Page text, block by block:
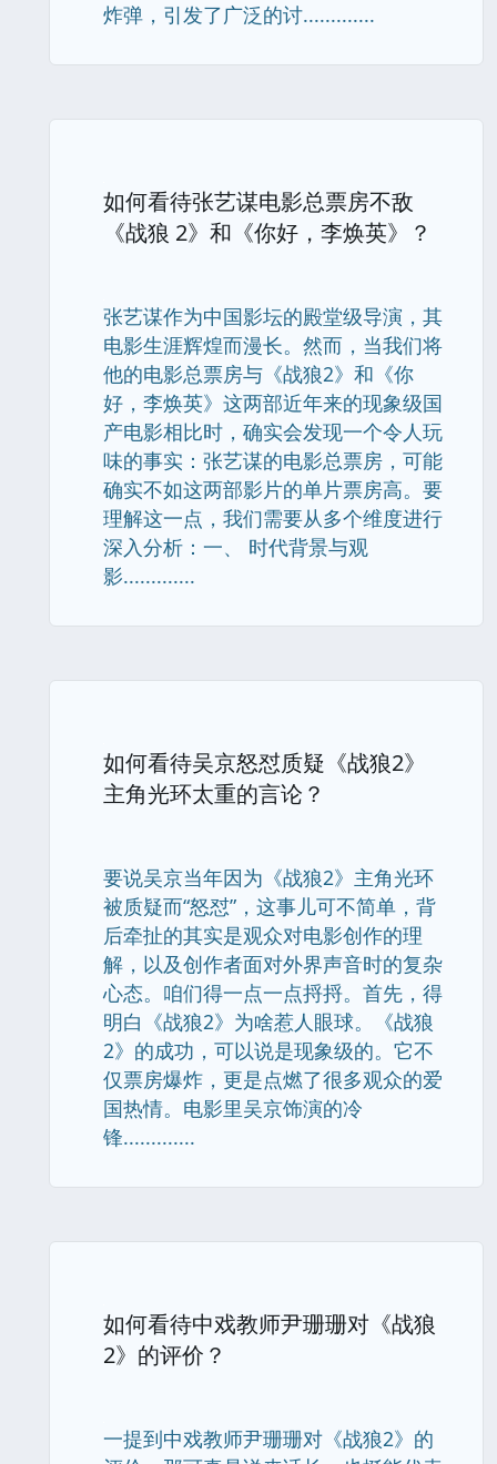
炸弹，引发了广泛的讨.............
如何看待张艺谋电影总票房不敌
《战狼 2》和《你好，李焕英》？
张艺谋作为中国影坛的殿堂级导演，其
电影生涯辉煌而漫长。然而，当我们将
他的电影总票房与《战狼2》和《你
好，李焕英》这两部近年来的现象级国
产电影相比时，确实会发现一个令人玩
味的事实：张艺谋的电影总票房，可能
确实不如这两部影片的单片票房高。要
理解这一点，我们需要从多个维度进行
深入分析：一、 时代背景与观
影.............
如何看待吴京怒怼质疑《战狼2》
主角光环太重的言论？
要说吴京当年因为《战狼2》主角光环
被质疑而“怒怼”，这事儿可不简单，背
后牵扯的其实是观众对电影创作的理
解，以及创作者面对外界声音时的复杂
心态。咱们得一点一点捋捋。首先，得
明白《战狼2》为啥惹人眼球。《战狼
2》的成功，可以说是现象级的。它不
仅票房爆炸，更是点燃了很多观众的爱
国热情。电影里吴京饰演的冷
锋.............
如何看待中戏教师尹珊珊对《战狼
2》的评价？
一提到中戏教师尹珊珊对《战狼2》的